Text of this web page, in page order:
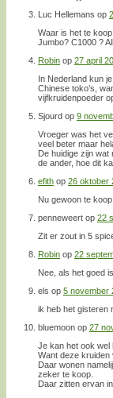
Luc Hellemans op
Waar is het te
Jumbo? C1000 ?
Robin op 27 april
In Nederland kun
Chinese toko’s,
vijfkruidenpoeder
Sjourd op 9
Vroeger was het
veel beter maar
De huidige zijn
de ander, hoe dit
efith op 26 oktober
Nu gewoon te
penneweert op 22
Zit er zout in 5
Robin op 22
Nee, als het goed
els op 5 november
ik heb het gisteren
bluemoon op 27
Je kan het ook wel
Want deze kruiden
Daar wonen
zeker te koop.
Daar zitten ervan